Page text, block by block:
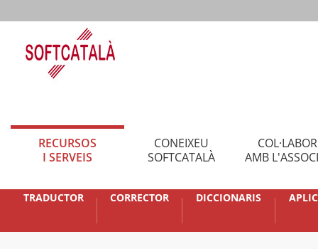
RECURSOS
I SERVEIS
CONEIXEU
SOFTCATALÀ
AMB
TRADUCTOR CORRECTOR DICCIONARIS